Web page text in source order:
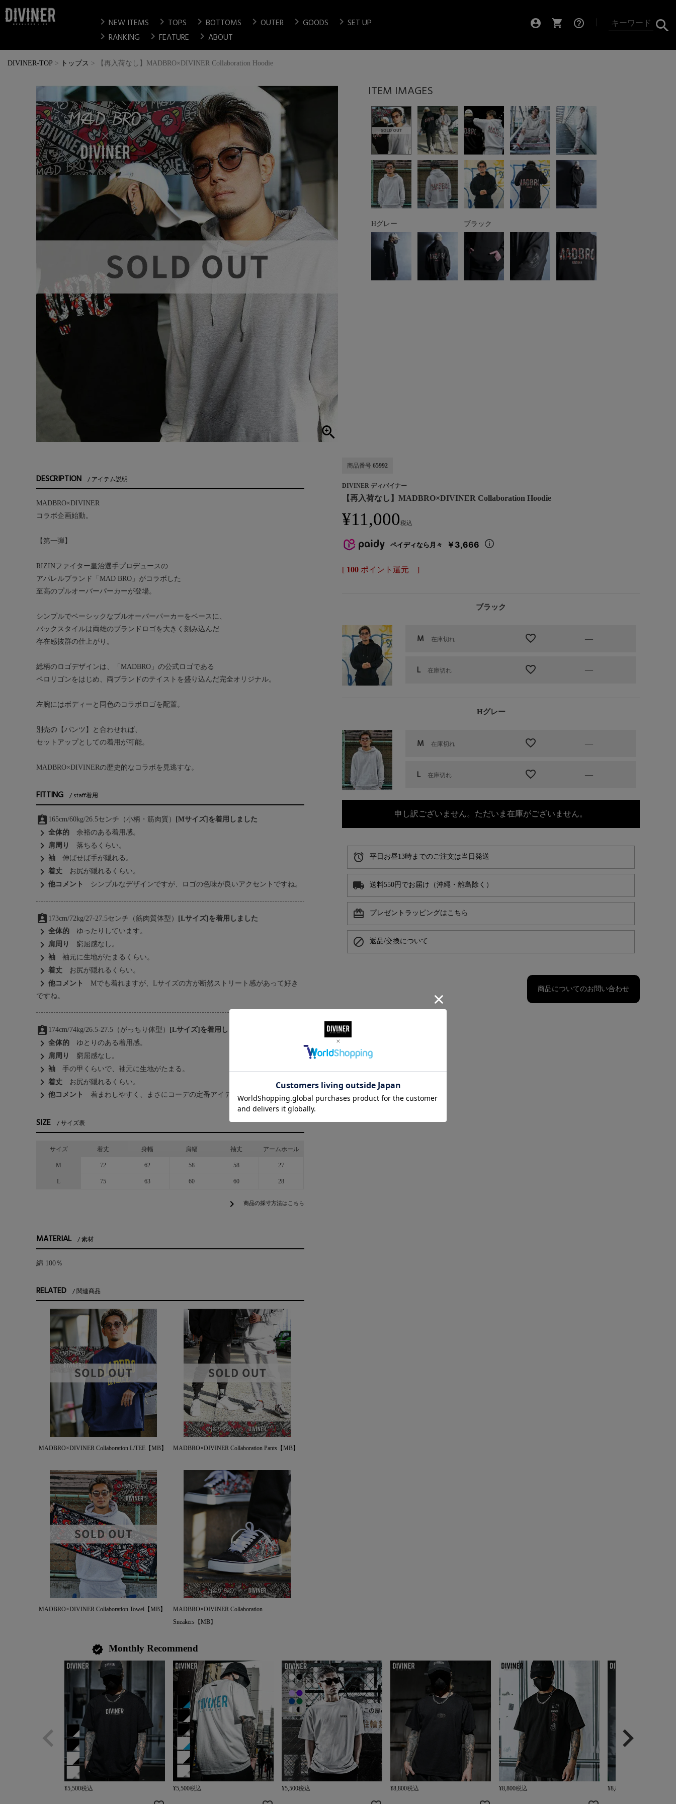
chevron_right NEW ITEMS chevron_right TOPS chevron_right BOTTOMS chevron_right OUTER chevron_right GOODS chevron_right SET UP
chevron_right RANKING chevron_right FEATURE chevron_right ABOUT
account_circle shopping_cart help_outline
DIVINER-TOP トップス 【再入荷なし】MADBRO×DIVINER Collaboration Hoodie
Hグレー ブラック
DESCRIPTION アイテム説明
MADBRO×DIVINER
コラボ企画始動。
【第一弾】
RIZINファイター皇治選手プロデュースの
アパレルブランド「MAD BRO」がコラボした
至高のプルオーバーパーカーが登場。
シンプルでベーシックなプルオーバーパーカーをベースに、
バックスタイルは両雄のブランドロゴを大きく刻み込んだ
存在感抜群の仕上がり。
総柄のロゴデザインは、「MADBRO」の公式ロゴである
ペロリゴンをはじめ、両ブランドのテイストを盛り込んだ完全オリジナル。
左腕にはボディーと同色のコラボロゴを配置。
別売の【パンツ】と合わせれば、
セットアップとしての着用が可能。
MADBRO×DIVINERの歴史的なコラボを見逃すな。
FITTING staff着用
assignment_ind 165cm/60kg/26.5センチ（小柄・筋肉質） [Mサイズ]を着用しました
chevron_right 全体的 余裕のある着用感。
chevron_right 肩周り 落ちるくらい。
chevron_right 袖 伸ばせば手が隠れる。
chevron_right 着丈 お尻が隠れるくらい。
chevron_right 他コメント シンプルなデザインですが、ロゴの色味が良いアクセントですね。
assignment_ind 173cm/72kg/27-27.5センチ（筋肉質体型） [Lサイズ]を着用しました
chevron_right 全体的 ゆったりしています。
chevron_right 肩周り 窮屈感なし。
chevron_right 袖 袖元に生地がたまるくらい。
chevron_right 着丈 お尻が隠れるくらい。
chevron_right 他コメント Mでも着れますが、Lサイズの方が断然ストリート感があって好き
ですね。
assignment_ind 174cm/74kg/26.5-27.5（がっちり体型） [Lサイズ]を着用しました
chevron_right 全体的 ゆとりのある着用感。
chevron_right 肩周り 窮屈感なし。
chevron_right 袖 手の甲くらいで、袖元に生地がたまる。
chevron_right 着丈 お尻が隠れるくらい。
chevron_right 他コメント 着まわしやすく、まさにコーデの定番アイテムです。
SIZE サイズ表
サイズ 着丈 身幅 肩幅 袖丈 アームホール
M 72 62 58 58 27
L 75 63 60 60 28
chevron_right 商品の採寸方法はこちら
MATERIAL 素材
綿 100％
RELATED 関連商品
MADBRO×DIVINER Collaboration L/TEE【MB】 MADBRO×DIVINER Collaboration Pants【MB】
MADBRO×DIVINER Collaboration Towel【MB】
MADBRO×DIVINER Collaboration
Sneakers【MB】
商品番号 65992
DIVINER ディバイナー
【再入荷なし】MADBRO×DIVINER Collaboration Hoodie
¥11,000税込
ペイディなら月々 ￥3,666
[ 100 ポイント還元 ]
ブラック
M 在庫切れ —
L 在庫切れ —
Hグレー
M 在庫切れ —
L 在庫切れ —
申し訳ございません。ただいま在庫がございません。
alarm 平日お昼13時までのご注文は当日発送
local_shipping 送料550円でお届け（沖縄・離島除く）
card_giftcard プレゼントラッピングはこちら
block 返品/交換について
商品についてのお問い合わせ
verified Monthly Recommend
¥5,500税込 ¥5,500税込 ¥5,500税込 ¥8,800税込 ¥8,800税込 ¥8,800